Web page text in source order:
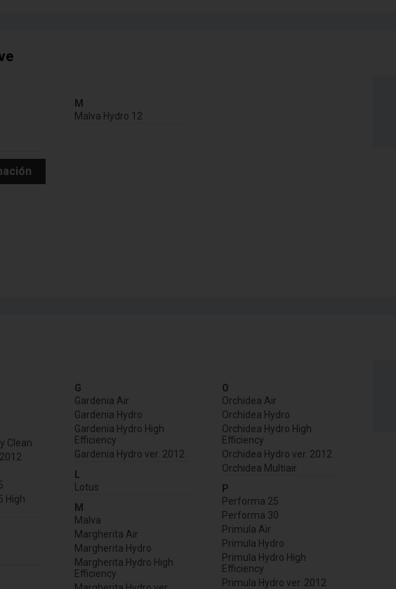
M
Malva Hydro 12
Clean
High
G
Gardenia Air
Gardenia Hydro
Gardenia Hydro High
Efficiency
Gardenia Hydro ver. 2012
L
Lotus
M
Malva
Margherita Air
Margherita Hydro
Margherita Hydro High
Efficiency
O
Orchidea Air
Orchidea Hydro
Orchidea Hydro High
Efficiency
Orchidea Hydro ver. 2012
Orchidea Multiair
P
Performa 25
Performa 30
Primula Air
Primula Hydro
Primula Hydro High
Efficiency
Primula Hydro ver. 2012